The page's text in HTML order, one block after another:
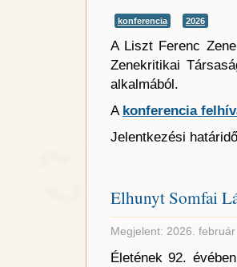
konferencia 2026
A Liszt Ferenc
Zenekritikai
alkalmából.
A konferencia
Jelentkezési
Elhunyt Somfai
Megjelent: 2026. február
Életének 92.